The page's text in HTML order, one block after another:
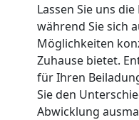
Lassen Sie uns
während Sie sich
Möglichkeiten
Zuhause bietet.
für Ihren
Sie den
Abwicklung
Mann
LKW